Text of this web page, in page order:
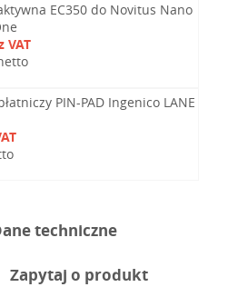
EC350 do Novitus Nano
VAT
PIN-PAD Ingenico LANE
techniczne
Zapytaj o produkt